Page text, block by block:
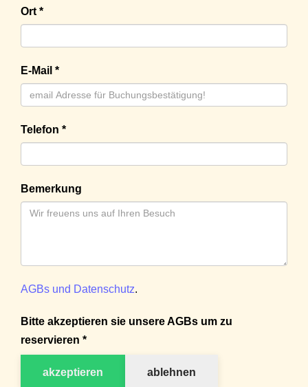
Ort *
E-Mail *
Telefon *
Bemerkung
AGBs und Datenschutz.
Bitte akzeptieren sie unsere AGBs um zu
reservieren *
akzeptieren ablehnen